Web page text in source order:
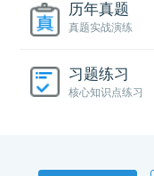
历年真题
真题实战演练
习题练习
核心知识点练习